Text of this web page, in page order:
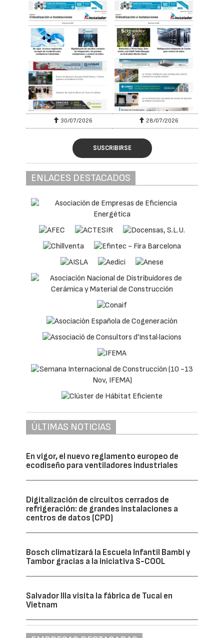
30/07/2026 28/07/2026
SUSCRIBIRSE
ENLACES DESTACADOS
ÚLTIMAS NOTICIAS
En vigor, el nuevo reglamento europeo de
ecodiseño para ventiladores industriales
Digitalización de circuitos cerrados de
refrigeración: de grandes instalaciones a
centros de datos (CPD)
Bosch climatizará la Escuela Infantil Bambi y
Tambor gracias a la iniciativa S-COOL
Salvador Illa visita la fábrica de Tucai en
Vietnam